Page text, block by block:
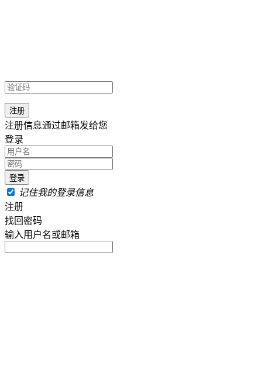
注册信息通过邮箱发给您
登录
记住我的登录信息
注册
找回密码
输入用户名或邮箱